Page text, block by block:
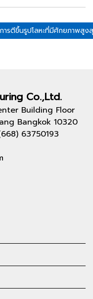
ารตีขึ้นรูปโลหะที่มีศักยภาพสู
Co.,Ltd.
Building Floor
Bangkok 10320
63750193